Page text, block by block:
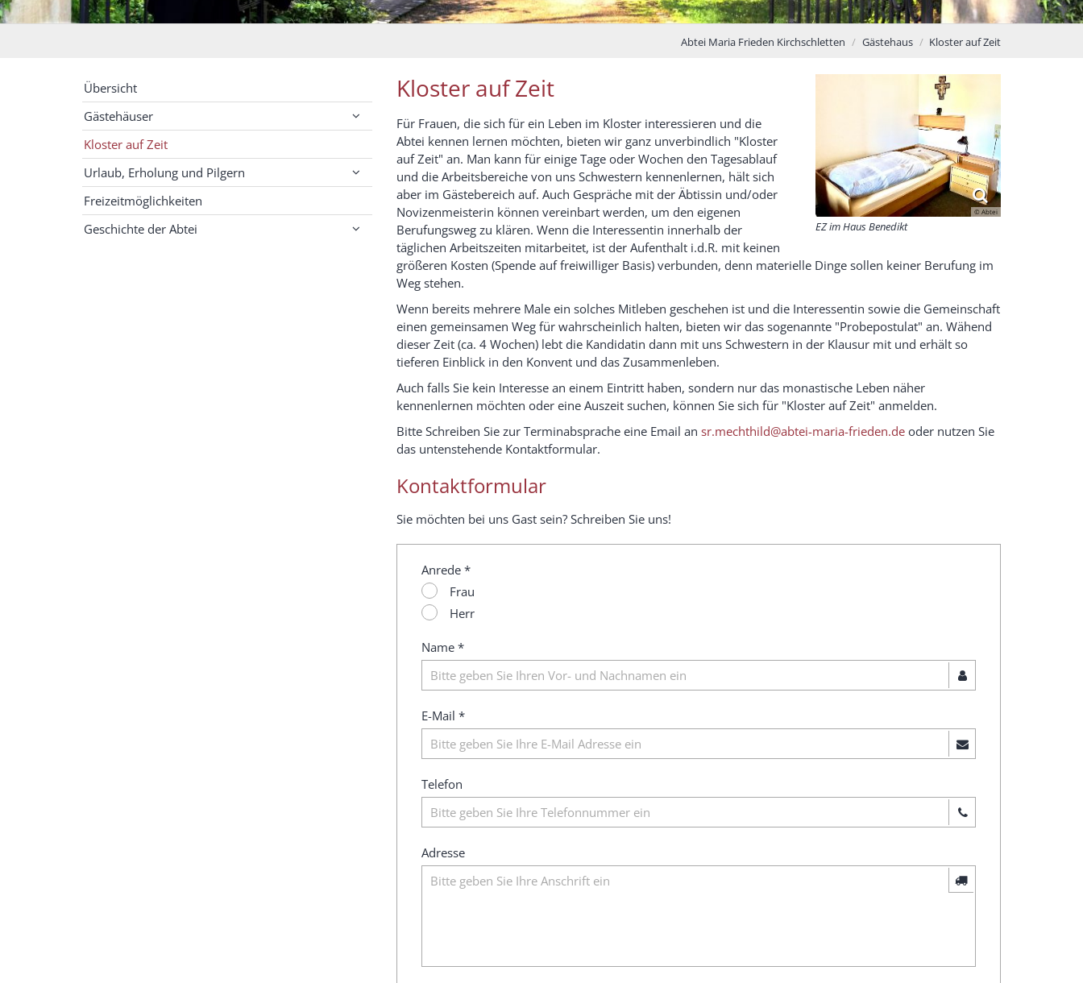
Abtei Maria Frieden Kirchschletten Gästehaus Kloster auf Zeit
© Abtei
EZ im Haus Benedikt
Kloster auf Zeit
Für Frauen, die sich für ein Leben im Kloster interessieren und die
Abtei kennen lernen möchten, bieten wir ganz unverbindlich "Kloster
auf Zeit" an. Man kann für einige Tage oder Wochen den Tagesablauf
und die Arbeitsbereiche von uns Schwestern kennenlernen, hält sich
aber im Gästebereich auf. Auch Gespräche mit der Äbtissin und/oder
Novizenmeisterin können vereinbart werden, um den eigenen
Berufungsweg zu klären. Wenn die Interessentin innerhalb der
täglichen Arbeitszeiten mitarbeitet, ist der Aufenthalt i.d.R. mit keinen
größeren Kosten (Spende auf freiwilliger Basis) verbunden, denn materielle Dinge sollen keiner Berufung im
Weg stehen.
Wenn bereits mehrere Male ein solches Mitleben geschehen ist und die Interessentin sowie die Gemeinschaft
einen gemeinsamen Weg für wahrscheinlich halten, bieten wir das sogenannte "Probepostulat" an. Wähend
dieser Zeit (ca. 4 Wochen) lebt die Kandidatin dann mit uns Schwestern in der Klausur mit und erhält so
tieferen Einblick in den Konvent und das Zusammenleben.
Auch falls Sie kein Interesse an einem Eintritt haben, sondern nur das monastische Leben näher
kennenlernen möchten oder eine Auszeit suchen, können Sie sich für "Kloster auf Zeit" anmelden.
Bitte Schreiben Sie zur Terminabsprache eine Email an sr.mechthild@abtei-maria-frieden.de oder nutzen Sie
das untenstehende Kontaktformular.
Kontaktformular
Sie möchten bei uns Gast sein? Schreiben Sie uns!
Anrede *
Frau
Herr
Name *
E-Mail *
Telefon
Adresse
Übersicht
Gästehäuser
Kloster auf Zeit
Urlaub, Erholung und Pilgern
Freizeitmöglichkeiten
Geschichte der Abtei